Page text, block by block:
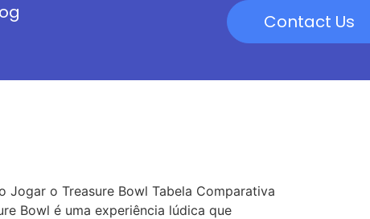
Contact Us
Jogar o Treasure Bowl Tabela Comparativa
Bowl é uma experiência lúdica que